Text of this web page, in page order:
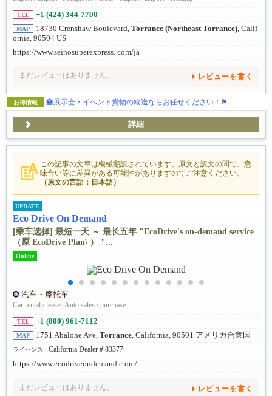
TEL +1 (424) 344-7700
MAP 18730 Crenshaw Boulevard, Torrance (Northeast Torrance) , Calif
ornia, 90504 US
https://www.seinosuperexpress. com/ja
まだレビューはありません。 レビューを書く
お得情報 🏫展示会・イベント貨物の輸送ならお任せください！🏴
詳細
この記事の文章は機械翻訳されています。原文と訳文の間で、意
味合い等に差異がある可能性がありますのでご注意ください。
（原文の言語：日本語）
UPDATE
Eco Drive On Demand
[乘车选择] 最短一天 ～ 最长五年 "EcoDrive's on-demand service
（原 EcoDrive Plan\ ） "...
Online
汽车・摩托车
Car rental / lease/Auto sales / purchase
TEL +1 (800) 961-7112
MAP 1751 Abalone Ave, Torrance, California, 90501 アメリカ合衆国
ライセンス : California Dealer # 83377
https://www.ecodriveondemand.c om/
まだレビューはありません。 レビューを書く